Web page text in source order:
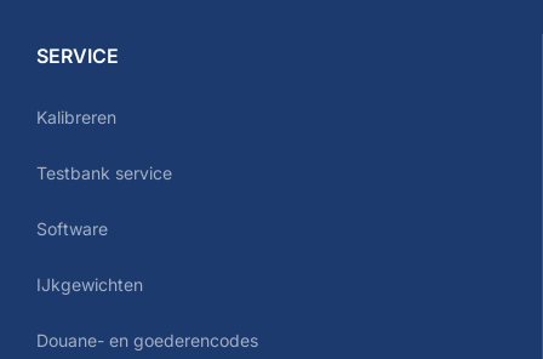
SERVICE
Kalibreren
Testbank service
Software
IJkgewichten
Douane- en goederencodes